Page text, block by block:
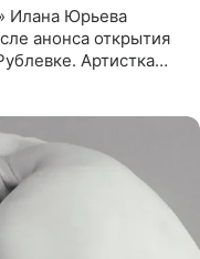
Илана Юрьева
анонса открытия
Артистка